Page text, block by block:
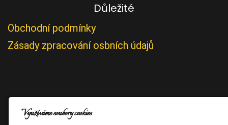
Důležité
Obchodní podmínky
Zásady zpracování osbních údajů
Využíváme soubory cookies